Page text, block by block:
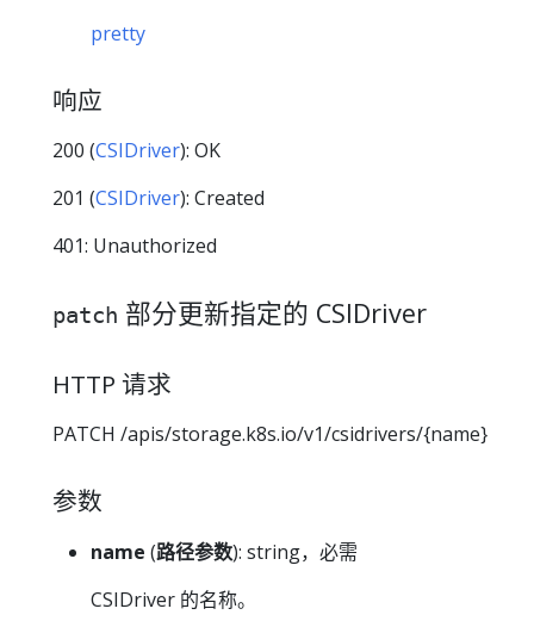
pretty
响应
200 (CSIDriver): OK
201 (CSIDriver): Created
401: Unauthorized
patch 部分更新指定的 CSIDriver
HTTP 请求
PATCH /apis/storage.k8s.io/v1/csidrivers/{name}
参数
name (路径参数): string，必需
CSIDriver 的名称。